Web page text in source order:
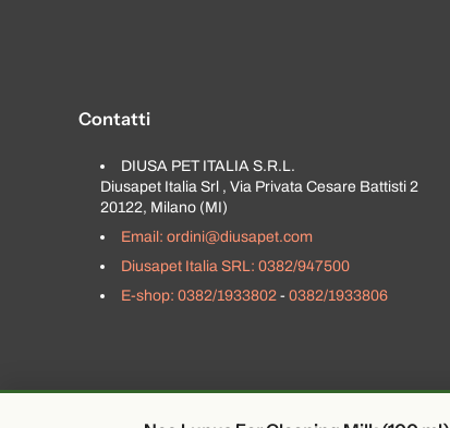
Contatti
DIUSA PET ITALIA S.R.L.
Diusapet Italia Srl , Via Privata Cesare Battisti 2
20122, Milano (MI)
Email: ordini@diusapet.com
Diusapet Italia SRL: 0382/947500
E-shop: 0382/1933802 -0382/1933806